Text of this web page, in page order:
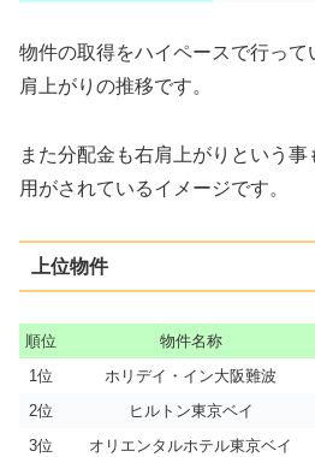
物件の取得をハイペースで行っ
肩上がりの推移です。
また分配金も右肩上がりという
用がされているイメージです。
上位物件
順位 物件名称
1位
ホリデイ・イン大阪難波
2位
ヒルトン東京ベイ
3位
オリエンタルホテル東京ベイ